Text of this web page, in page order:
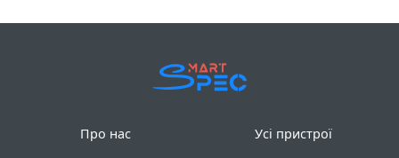
Про нас Усі пристрої